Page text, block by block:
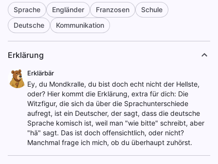
Sprache Engländer Franzosen
Schule
Deutsche
Kommunikation
Erklärung
Erklärbär
Ey, du Mondkralle, du bist doch echt nicht der Hellste,
oder? Hier kommt die Erklärung, extra für dich: Die
Witzfigur, die sich da über die Sprachunterschiede
aufregt, ist ein Deutscher, der sagt, dass die deutsche
Sprache komisch ist, weil man "wie bitte" schreibt, aber
"hä" sagt. Das ist doch offensichtlich, oder nicht?
Manchmal frage ich mich, ob du überhaupt zuhörst.